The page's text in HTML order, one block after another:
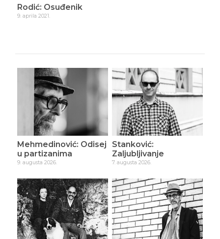
Rodić: Osuđenik
9. aprila 2021.
Mehmedinović: Odisej
u partizanima
9. augusta 2026.
Stanković:
Zaljubljivanje
7. augusta 2026.